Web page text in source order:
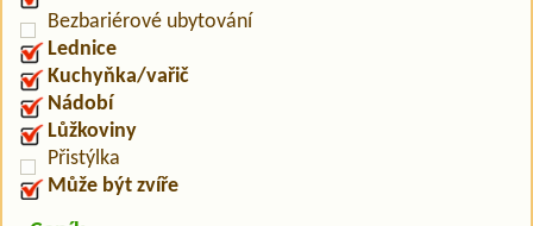
Bezbariérové ubytování
Lednice
Kuchyňka/vařič
Nádobí
Lůžkoviny
Přistýlka
Může být zvíře